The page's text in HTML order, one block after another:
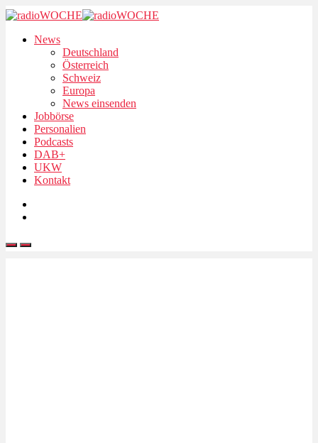
News
Deutschland
Österreich
Schweiz
Europa
News einsenden
Jobbörse
Personalien
Podcasts
DAB+
UKW
Kontakt